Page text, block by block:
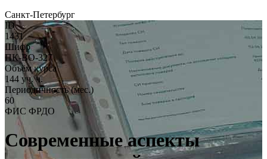
Санкт-Петербург
ID
1431
Шифр
ПК-ВО-327
Объём курса
144 уч. ч.
Периодичность (мес.)
60
ФИС ФРДО
Современные аспекты